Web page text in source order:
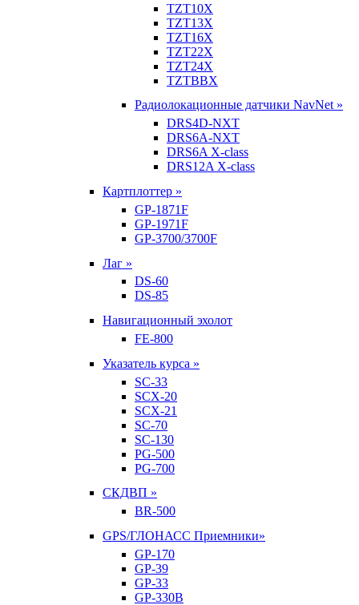
TZT10X
TZT13X
TZT16X
TZT22X
TZT24X
TZTBBX
Радиолокационные датчики NavNet »
DRS4D-NXT
DRS6A-NXT
DRS6A X-class
DRS12A X-class
Картплоттер »
GP-1871F
GP-1971F
GP-3700/3700F
Лаг »
DS-60
DS-85
Навигационный эхолот
FE-800
Указатель курса »
SC-33
SCX-20
SCX-21
SC-70
SC-130
PG-500
PG-700
СКДВП »
BR-500
GPS/ГЛОНАСС Приемники»
GP-170
GP-39
GP-33
GP-330B